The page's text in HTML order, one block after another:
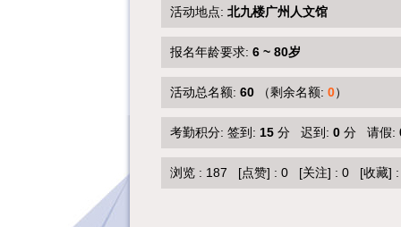
活动地点: 北九楼广州人文馆
报名年龄要求: 6 ~ 80岁
活动总名额: 60 （剩余名额: 0）
考勤积分: 签到: 15 分 迟到: 0 分 请假:
浏览 : 187 [点赞] : 0 [关注] : 0 [收藏]